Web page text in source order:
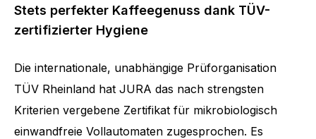
Stets perfekter Kaffeegenuss dank TÜV-
zertifizierter Hygiene
Die internationale, unabhängige Prüforganisation
TÜV Rheinland hat JURA das nach strengsten
Kriterien vergebene Zertifikat für mikrobiologisch
einwandfreie Vollautomaten zugesprochen. Es